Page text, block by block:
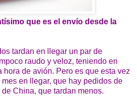
que es el envío desde la
tardan en llegar un par de
raudo y veloz, teniendo en
hora de avión. Pero es que esta vez
en llegar, que hay pedidos de
China, que tardan menos.